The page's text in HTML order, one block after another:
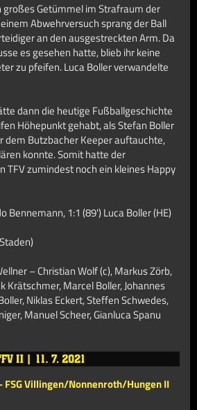
großes Getümmel im Strafraum der
Abwehrversuch sprang der Ball
an den ausgestreckten Arm. Da
es gesehen hatte, blieb ihr keine
zu pfeifen. Luca Boller verwandelte
dann die heutige Fußballgeschichte
Höhepunkt gehabt, als Stefan Boller
dem Butzbacher Keeper auftauchte,
konnte. Somit hatte der
TFV zumindest noch ein kleines Happy
Bennemann, 1:1 (89') Luca Boller (HE)
– Christian Wolf (c), Markus Zörb,
Krätschmer, Marcel Boller, Johannes
Niklas Eckert, Steffen Schwedes,
Manuel Scheer, Gianluca Spanu
FSG Villingen/Nonnenroth/Hungen II